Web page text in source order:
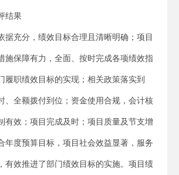
结果
据充分，绩效目标合理且清晰明确；项目
施保障有力，全面、按时完成各项绩效指
履职绩效目标的实现；相关政策落实到
、全额拨付到位；资金使用合规，会计核
有效；项目完成及时；项目质量及节支增
年度预算目标，项目社会效益显著，服务
有效推进了部门绩效目标的实施。项目绩